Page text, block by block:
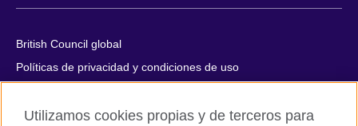
British Council global
Políticas de privacidad y condiciones de uso
Cookies
Utilizamos cookies propias y de terceros para